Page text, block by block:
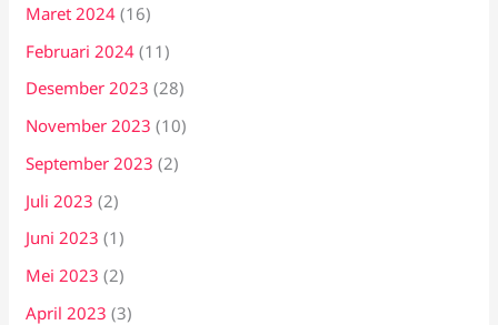
Maret 2024 (16)
Februari 2024 (11)
Desember 2023 (28)
November 2023 (10)
September 2023 (2)
Juli 2023 (2)
Juni 2023 (1)
Mei 2023 (2)
April 2023 (3)